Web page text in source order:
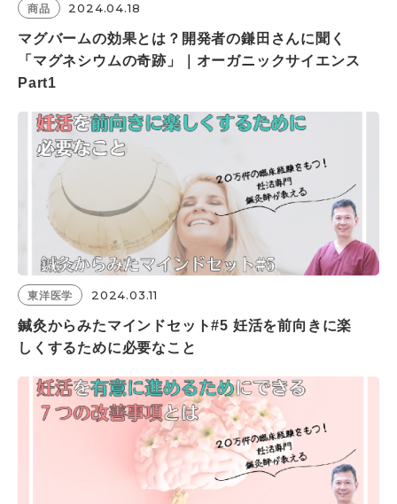
商品 2024.04.18
マグバームの効果とは？開発者の鎌田さんに聞く
「マグネシウムの奇跡」｜オーガニックサイエンス
Part1
東洋医学 2024.03.11
鍼灸からみたマインドセット#5 妊活を前向きに楽
しくするために必要なこと